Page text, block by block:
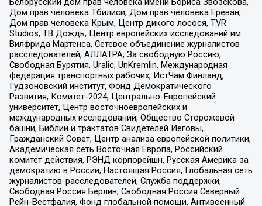
Дом прав человека Тбилиси, Дом прав человека Ереван,
Дом прав человека Крым, Центр дикого лосося, TVR
Studios, ТВ Дождь, Центр европейских исследований им
Вилфрида Мартенса, Сетевое объединение журналистов
расследователей, АЛЛАТРА, За свободную Россию,
Свободная Бурятия, Uralic, UnKremlin, Международная
федерация транспортных рабочих, ИстЧам Финланд,
Гудзоновский институт, Фонд Демократического
Развития, Комитет-2024, Центрально-Европейский
университет, Центр восточноевропейских и
международных исследований, Общество Сторожевой
башни, Библии и трактатов Свидетелей Иеговы,
Гражданский Совет, Центр анализа европейской политики,
Академическая сеть Восточная Европа, Российский
комитет действия, РЭНД корпорейшн, Русская Америка за
демократию в России, Настоящая Россия, Глобальная сеть
журналистов-расследователей, Служба поддержки,
Свободная Россия Берлин, Свободная Россия Северный
Рейн-Вестфалия, Фонд глобальной помощи, Антивоенный